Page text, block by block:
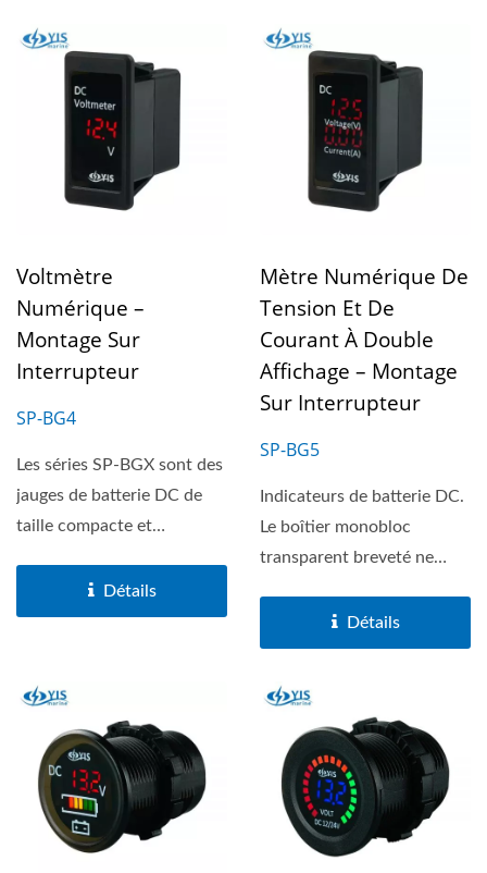
Voltmètre
Numérique –
Montage Sur
Interrupteur
SP-BG4
Les séries SP-BGX sont des
jauges de batterie DC de
taille compacte et
Détails
Mètre Numérique De
Tension Et De
Courant À Double
Affichage – Montage
Sur Interrupteur
SP-BG5
Indicateurs de batterie DC.
Le boîtier monobloc
transparent breveté ne
ouverture...
Détails